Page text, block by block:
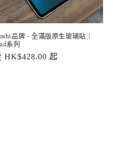
品牌 - 全滿版原生玻璃貼｜
系列
HK$428.00 起